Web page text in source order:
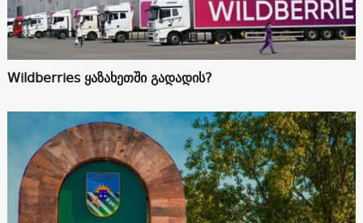
Wildberries ყაზახეთში გადადის?